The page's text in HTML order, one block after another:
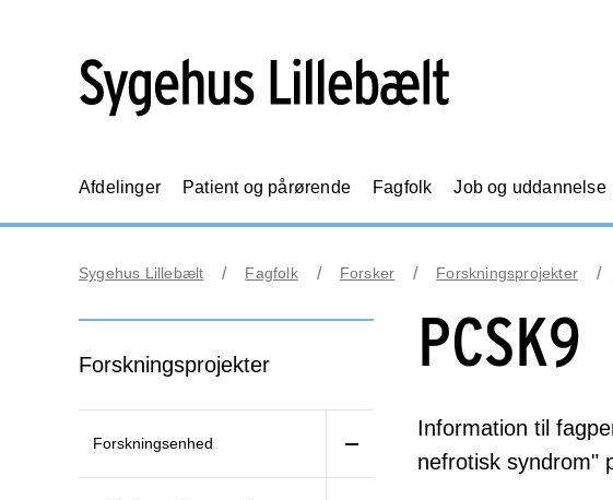
Afdelinger Patient og pårørende Fagfolk Job og uddannelse
Sygehus Lillebælt Fagfolk Forsker Forskningsprojekter
Forskningsprojekter
Forskningsenhed
PCSK9
Information til
nefrotisk syndrom"